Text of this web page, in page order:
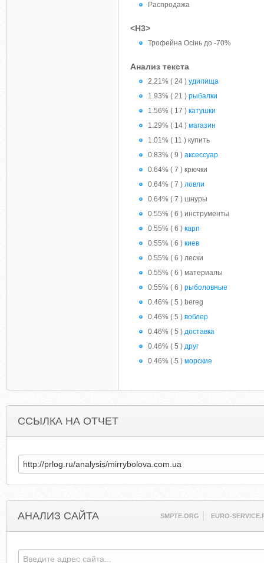
Распродажа
<H3>
Трофейна Осінь до -70%
Анализ текста
2.21% ( 24 ) удилища
1.93% ( 21 ) рыбалки
1.56% ( 17 ) катушки
1.29% ( 14 ) магазин
1.01% ( 11 ) купить
0.83% ( 9 ) аксессуар
0.64% ( 7 ) крючки
0.64% ( 7 ) ловли
0.64% ( 7 ) шнуры
0.55% ( 6 ) инструменты
0.55% ( 6 ) карп
0.55% ( 6 ) киев
0.55% ( 6 ) лески
0.55% ( 6 ) материалы
0.55% ( 6 ) рыболовные
0.46% ( 5 ) bereg
0.46% ( 5 ) воблер
0.46% ( 5 ) доставка
0.46% ( 5 ) друг
0.46% ( 5 ) морские
ССЫЛКА НА ОТЧЕТ
АНАЛИЗ САЙТА SMPTE.ORG EURO-